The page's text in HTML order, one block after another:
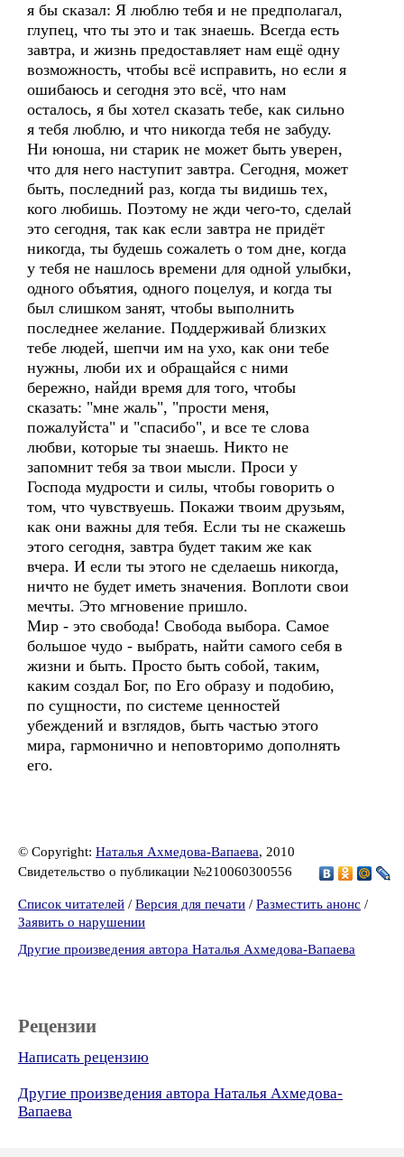
я бы сказал: Я люблю тебя и не предполагал,
глупец, что ты это и так знаешь. Всегда есть
завтра, и жизнь предоставляет нам ещё одну
возможность, чтобы всё исправить, но если я
ошибаюсь и сегодня это всё, что нам
осталось, я бы хотел сказать тебе, как сильно
я тебя люблю, и что никогда тебя не забуду.
Ни юноша, ни старик не может быть уверен,
что для него наступит завтра. Сегодня, может
быть, последний раз, когда ты видишь тех,
кого любишь. Поэтому не жди чего-то, сделай
это сегодня, так как если завтра не придёт
никогда, ты будешь сожалеть о том дне, когда
у тебя не нашлось времени для одной улыбки,
одного объятия, одного поцелуя, и когда ты
был слишком занят, чтобы выполнить
последнее желание. Поддерживай близких
тебе людей, шепчи им на ухо, как они тебе
нужны, люби их и обращайся с ними
бережно, найди время для того, чтобы
сказать: "мне жаль", "прости меня,
пожалуйста" и "спасибо", и все те слова
любви, которые ты знаешь. Никто не
запомнит тебя за твои мысли. Проси у
Господа мудрости и силы, чтобы говорить о
том, что чувствуешь. Покажи твоим друзьям,
как они важны для тебя. Если ты не скажешь
этого сегодня, завтра будет таким же как
вчера. И если ты этого не сделаешь никогда,
ничто не будет иметь значения. Воплоти свои
мечты. Это мгновение пришло.
Мир - это свобода! Свобода выбора. Самое
большое чудо - выбрать, найти самого себя в
жизни и быть. Просто быть собой, таким,
каким создал Бог, по Его образу и подобию,
по сущности, по системе ценностей
убеждений и взглядов, быть частью этого
мира, гармонично и неповторимо дополнять
его.
© Copyright: Наталья Ахмедова-Вапаева, 2010
Свидетельство о публикации №210060300556
Список читателей / Версия для печати / Разместить анонс /
Заявить о нарушении
Другие произведения автора Наталья Ахмедова-Вапаева
Рецензии
Написать рецензию
Другие произведения автора Наталья Ахмедова-
Вапаева